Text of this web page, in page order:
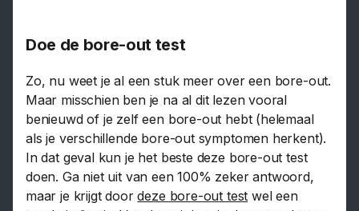
Doe de bore-out test
Zo, nu weet je al een stuk meer over een bore-out.
Maar misschien ben je na al dit lezen vooral
benieuwd of je zelf een bore-out hebt (helemaal
als je verschillende bore-out symptomen herkent).
In dat geval kun je het beste deze bore-out test
doen. Ga niet uit van een 100% zeker antwoord,
maar je krijgt doordeze bore-out test wel een